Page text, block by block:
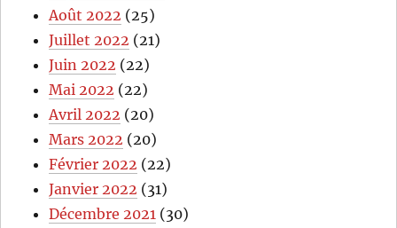
Août 2022 (25)
Juillet 2022 (21)
Juin 2022 (22)
Mai 2022 (22)
Avril 2022 (20)
Mars 2022 (20)
Février 2022 (22)
Janvier 2022 (31)
Décembre 2021 (30)